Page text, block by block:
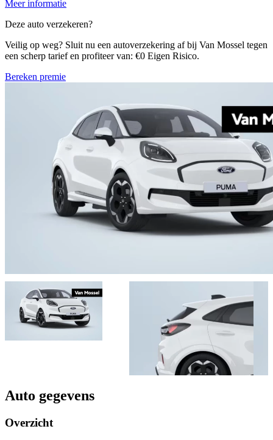
Meer informatie
Deze auto verzekeren?
Veilig op weg? Sluit nu een autoverzekering af bij Van Mossel tegen
een scherp tarief en profiteer van: €0 Eigen Risico.
Bereken premie
Auto gegevens
Overzicht